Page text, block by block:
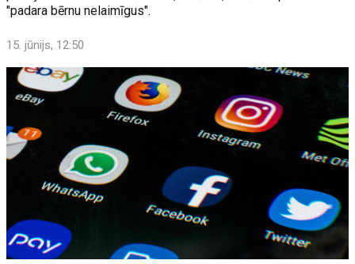
"padara bērnu nelaimīgus".
15. jūnijs, 12:50